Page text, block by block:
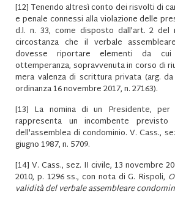
[12] Tenendo altresì conto dei risvolti di
e penale connessi alla violazione delle
d.l. n. 33, come disposto dall'art. 2 del
circostanza che il verbale
dovesse riportare elementi da
ottemperanza, sopravvenuta in corso di
mera valenza di scrittura privata (arg.
ordinanza 16 novembre 2017, n. 27163).
[13] La nomina di un Presidente, per
rappresenta un incombente
dell'assemblea di condominio. V. Cass.,
giugno 1987, n. 5709.
[14] V. Cass., sez. II civile, 13 novembre
2010, p. 1296 ss., con nota di G. Rispoli,
validità del verbale assembleare